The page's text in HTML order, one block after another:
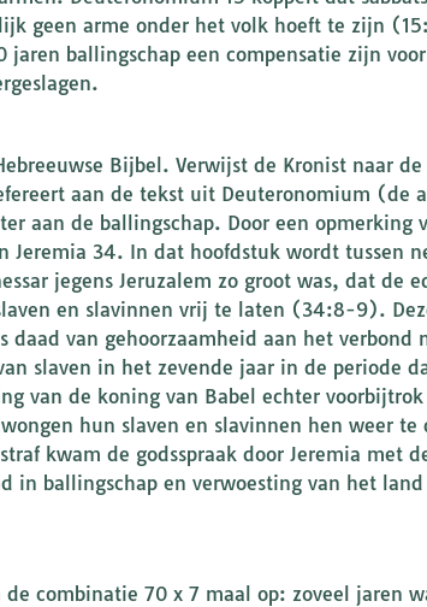
geen arme onder het volk hoeft te zijn
ballingschap een compensatie zijn
Bijbel. Verwijst de Kronist naar
aan de tekst uit Deuteronomium (de
aan de ballingschap. Door een opmerking
34. In dat hoofdstuk wordt tussen
jegens Jeruzalem zo groot was, dat de
en slavinnen vrij te laten (34:8-9).
van gehoorzaamheid aan het verbond
slaven in het zevende jaar in de periode
van de koning van Babel echter
hun slaven en slavinnen hen weer te
kwam de godsspraak door Jeremia met
in ballingschap en verwoesting van het
combinatie 70 x 7 maal op: zoveel jaren